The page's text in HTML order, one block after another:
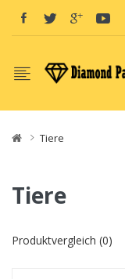
Tiere
Tiere
Produktvergleich (0)